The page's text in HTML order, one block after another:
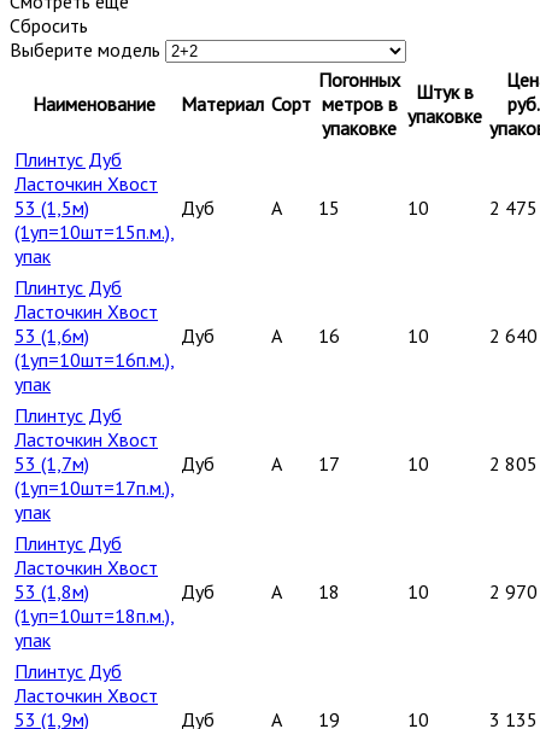
Сбросить
Выберите модель
Наименование Материал Сорт
Погонных
метров в
упаковке
Штук в
упаковке
Плинтус Дуб
Ласточкин Хвост
53 (1,5м)
(1уп=10шт=15п.м.),
упак
Дуб A 15 10 2 475
Плинтус Дуб
Ласточкин Хвост
53 (1,6м)
(1уп=10шт=16п.м.),
упак
Дуб A 16 10 2 640
Плинтус Дуб
Ласточкин Хвост
53 (1,7м)
(1уп=10шт=17п.м.),
упак
Дуб A 17 10 2 805
Плинтус Дуб
Ласточкин Хвост
53 (1,8м)
(1уп=10шт=18п.м.),
упак
Дуб A 18 10 2 970
Плинтус Дуб
Ласточкин Хвост
53 (1,9м)
Дуб A 19 10 3 135